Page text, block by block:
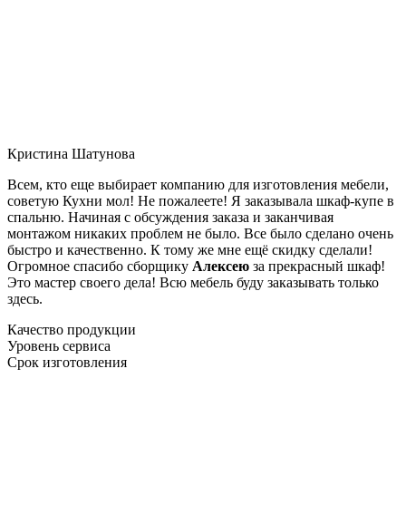
Кристина Шатунова
Всем, кто еще выбирает компанию для изготовления мебели,
советую Кухни мол! Не пожалеете! Я заказывала шкаф-купе в
спальню. Начиная с обсуждения заказа и заканчивая
монтажом никаких проблем не было. Все было сделано очень
быстро и качественно. К тому же мне ещё скидку сделали!
Огромное спасибо сборщику Алексею за прекрасный шкаф!
Это мастер своего дела! Всю мебель буду заказывать только
здесь.
Качество продукции
Уровень сервиса
Срок изготовления